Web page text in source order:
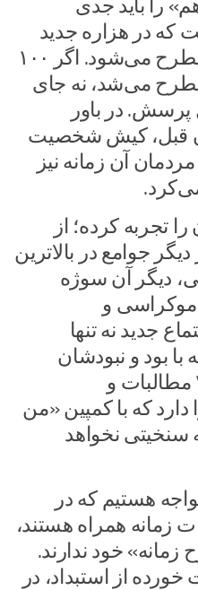
را باید جدی
که در هزاره جدید
(۲۰۰۰) و در سال ۲۰۲۳ مطرح می‌شود. اگر ۱۰۰
می‌شد، نه جای
در باور
قبل، کیش شخصیت
آن زمانه نیز
شدن را تجربه کرده؛ از
جوامع در بالاترین
دیگر آن سوژه
دموکراسی و
جدید نه تنها
با بود و نبودشان
زیسته است. ایران ۲۰۲۳ مطالبات و
که با کمپین «من
نخواهد
هستیم که در
زمانه همراه هستند،
زمانه» خود ندارند.
از استبداد، در